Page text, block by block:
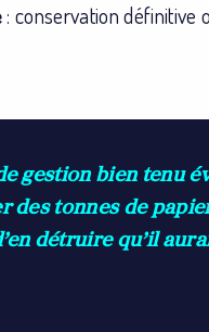
: conservation définitive
gestion bien tenu
des tonnes de
détruire qu’il